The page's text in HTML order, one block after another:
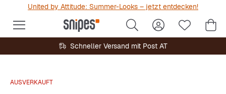
United by Attitude: Summer-Looks – jetzt entdecken!
Schneller Versand mit Post AT
AUSVERKAUFT